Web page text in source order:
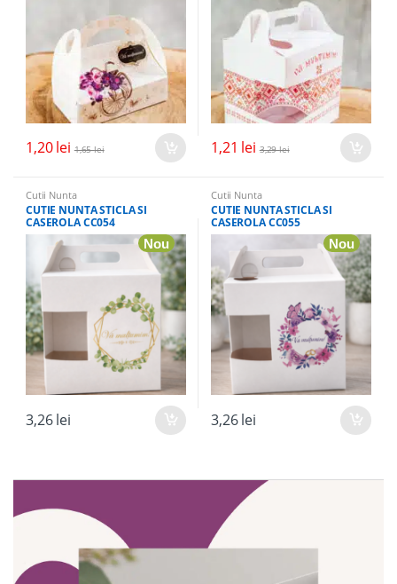
1,20lei 1,65lei 1,21 lei 3,29lei
Cutii Nunta
CUTIE NUNTA STICLA SI
CASEROLA CC054
Nou
3,26lei
Cutii Nunta
CUTIE NUNTA STICLA SI
CASEROLA CC055
Nou
3,26lei